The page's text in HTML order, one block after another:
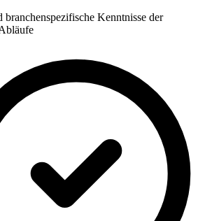
branchenspezifische Kenntnisse der